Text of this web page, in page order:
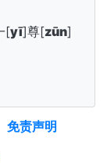
[yī]尊[zūn]
免责声明